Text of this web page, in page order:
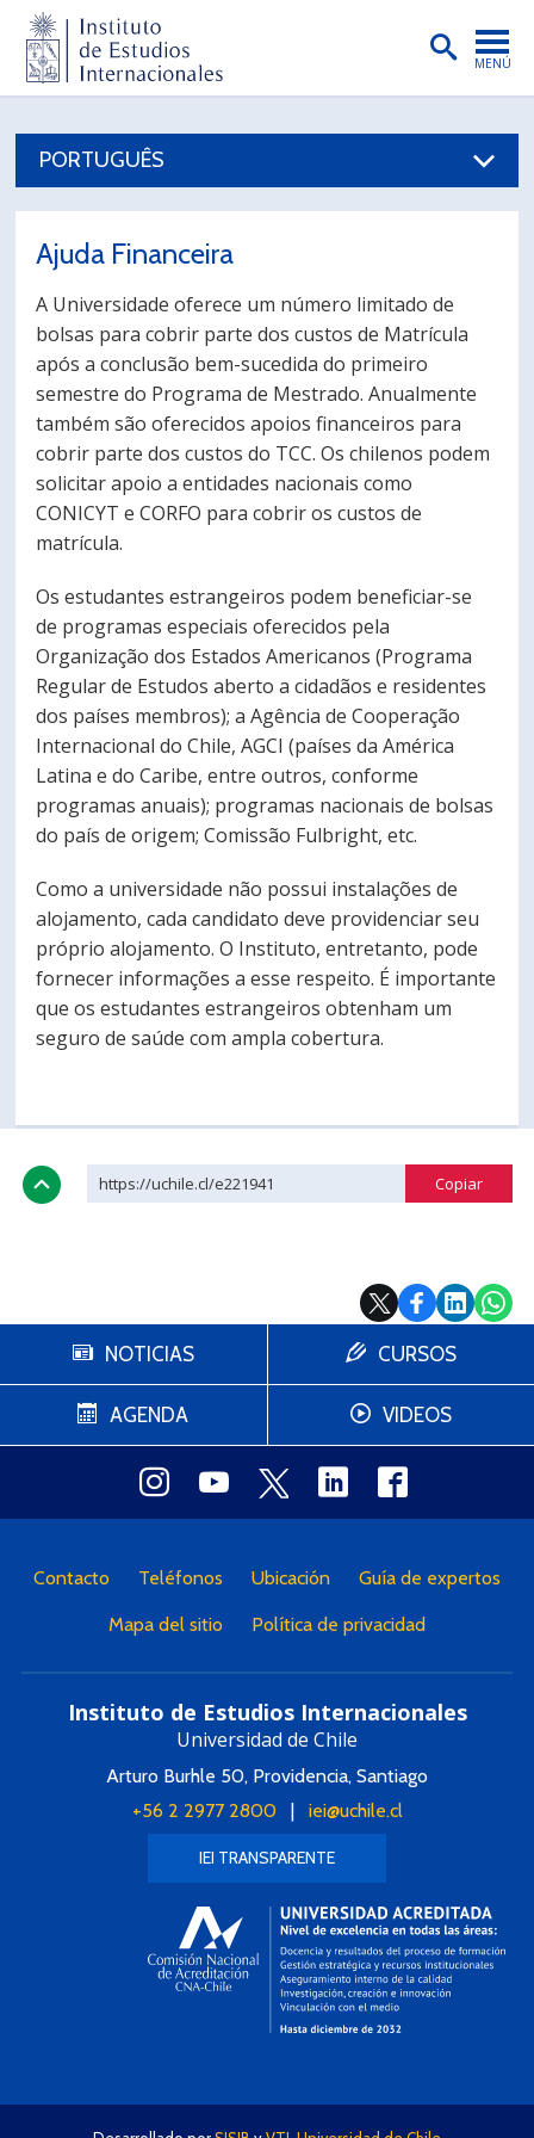
MENÚ
POSTGRADO
INVESTIGACIÓN
EXTENSIÓN
PUBLICACIONES
BIBLIOTECA
ENGLISH
Postulantes
Estudiantes
Académicos
Egresados
PORTUGUÊS
Ajuda Financeira
A Universidade oferece um número limitado de
bolsas para cobrir parte dos custos de Matrícula
após a conclusão bem-sucedida do primeiro
semestre do Programa de Mestrado. Anualmente
também são oferecidos apoios financeiros para
cobrir parte dos custos do TCC. Os chilenos podem
solicitar apoio a entidades nacionais como
CONICYT e CORFO para cobrir os custos de
matrícula.
Os estudantes estrangeiros podem beneficiar-se
de programas especiais oferecidos pela
Organização dos Estados Americanos (Programa
Regular de Estudos aberto a cidadãos e residentes
dos países membros); a Agência de Cooperação
Internacional do Chile, AGCI (países da América
Latina e do Caribe, entre outros, conforme
programas anuais); programas nacionais de bolsas
do país de origem; Comissão Fulbright, etc.
Como a universidade não possui instalações de
alojamento, cada candidato deve providenciar seu
próprio alojamento. O Instituto, entretanto, pode
fornecer informações a esse respeito. É importante
que os estudantes estrangeiros obtenham um
seguro de saúde com ampla cobertura.
https://uchile.cl/e221941
NOTICIAS
AGENDA
CURSOS
VIDEOS
Contacto Teléfonos Ubicación Guía de expertos
Mapa del sitio Política de privacidad
Instituto de Estudios Internacionales
Universidad de Chile
Arturo Burhle 50, Providencia, Santiago
+56 2 2977 2800| iei@uchile.cl
IEI TRANSPARENTE